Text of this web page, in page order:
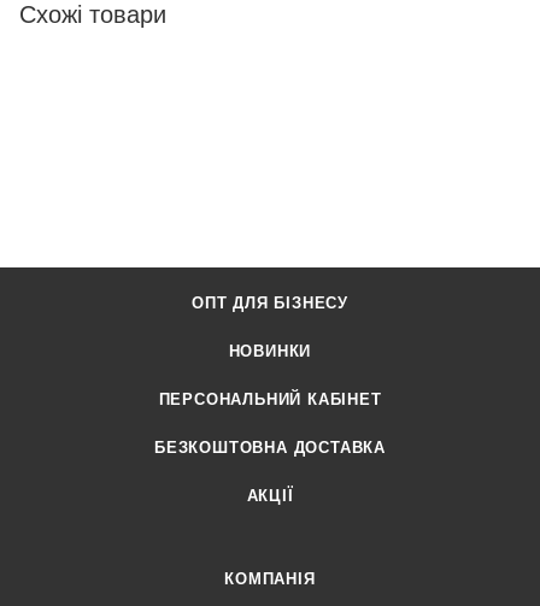
Схожі товари
ОПТ ДЛЯ БІЗНЕСУ
НОВИНКИ
ПЕРСОНАЛЬНИЙ КАБІНЕТ
БЕЗКОШТОВНА ДОСТАВКА
АКЦІЇ
КОМПАНІЯ